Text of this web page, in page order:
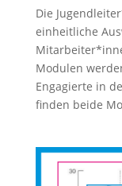
Die
einheitliche
Modulen
Engagierte in
finden beide